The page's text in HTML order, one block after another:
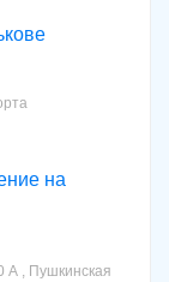
на
А , Пушкинская